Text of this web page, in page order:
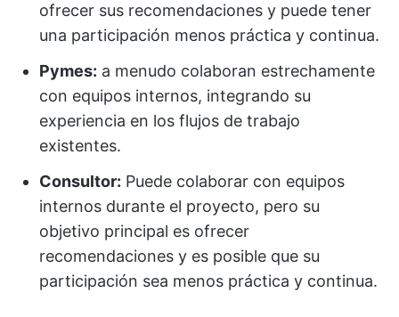
ofrecer sus recomendaciones y puede tener
una participación menos práctica y continua.
Pymes: a menudo colaboran estrechamente
con equipos internos, integrando su
experiencia en los flujos de trabajo
existentes.
Consultor: Puede colaborar con equipos
internos durante el proyecto, pero su
objetivo principal es ofrecer
recomendaciones y es posible que su
participación sea menos práctica y continua.